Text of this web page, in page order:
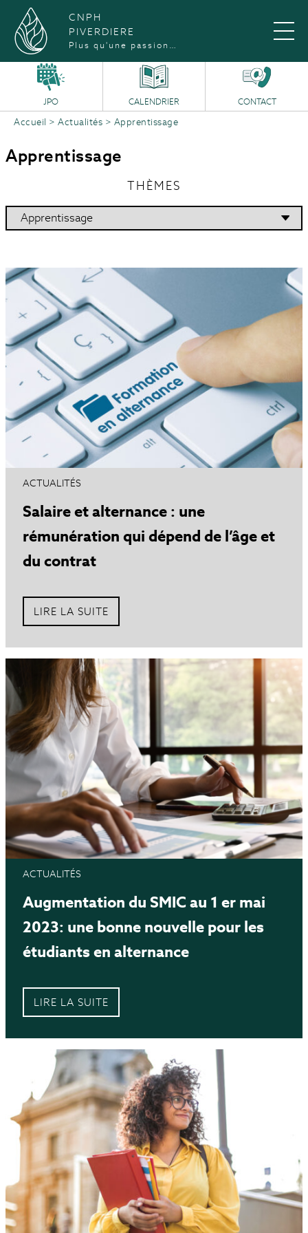
CNPH
PIVERDIERE
Plus qu'une passion…
JPO CALENDRIER CONTACT
Accueil > Actualités > Apprentissage
Apprentissage
THÈMES
ACTUALITÉS
Salaire et alternance : une
rémunération qui dépend de l’âge et
du contrat
LIRE LA SUITE
ACTUALITÉS
Augmentation du SMIC au 1 er mai
2023: une bonne nouvelle pour les
étudiants en alternance
LIRE LA SUITE